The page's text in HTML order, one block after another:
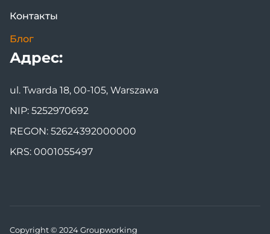
Контакты
Блог
Адрес:
ul. Twarda 18, 00-105, Warszawa
NIP: 5252970692
REGON: 52624392000000
KRS: 0001055497
Copyright © 2024 Groupworking